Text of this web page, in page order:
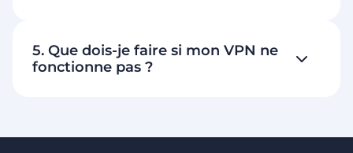
5. Que dois-je faire si mon VPN ne
fonctionne pas ?